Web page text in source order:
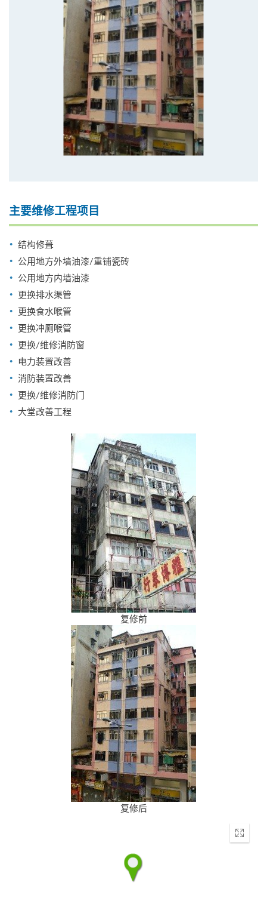
主要维修工程项目
结构修葺
公用地方外墙油漆/重铺瓷砖
公用地方内墙油漆
更换排水渠管
更换食水喉管
更换冲厕喉管
更换/维修消防窗
电力装置改善
消防装置改善
更换/维修消防门
大堂改善工程
复修前
复修后
Enter